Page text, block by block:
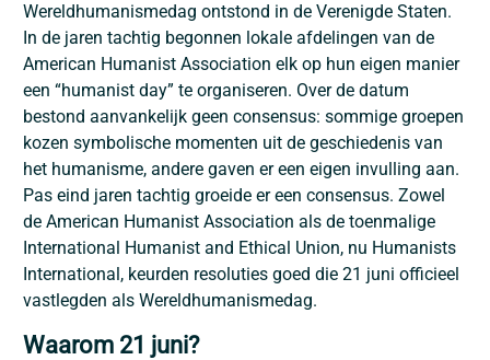
Wereldhumanismedag ontstond in de Verenigde Staten.
In de jaren tachtig begonnen lokale afdelingen van de
American Humanist Association elk op hun eigen manier
een “humanist day” te organiseren. Over de datum
bestond aanvankelijk geen consensus: sommige groepen
kozen symbolische momenten uit de geschiedenis van
het humanisme, andere gaven er een eigen invulling aan.
Pas eind jaren tachtig groeide er een consensus. Zowel
de American Humanist Association als de toenmalige
International Humanist and Ethical Union, nu Humanists
International, keurden resoluties goed die 21 juni officieel
vastlegden als Wereldhumanismedag.
Waarom 21 juni?